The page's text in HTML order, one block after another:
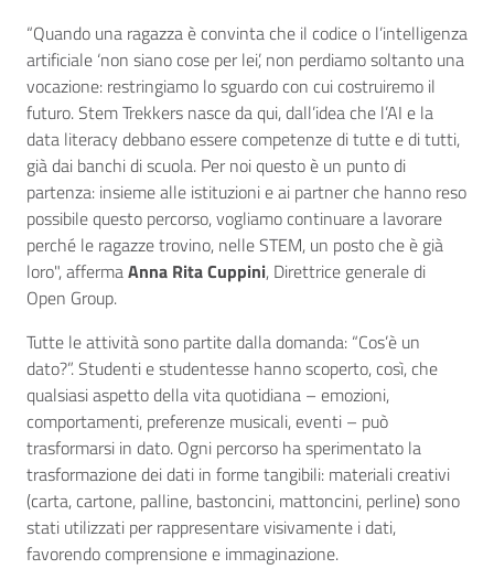
“Quando una ragazza è convinta che il codice o l’intelligenza
artificiale ‘non siano cose per lei’, non perdiamo soltanto una
vocazione: restringiamo lo sguardo con cui costruiremo il
futuro. Stem Trekkers nasce da qui, dall’idea che l’AI e la
data literacy debbano essere competenze di tutte e di tutti,
già dai banchi di scuola. Per noi questo è un punto di
partenza: insieme alle istituzioni e ai partner che hanno reso
possibile questo percorso, vogliamo continuare a lavorare
perché le ragazze trovino, nelle STEM, un posto che è già
loro", affermaAnna Rita Cuppini, Direttrice generale di
Open Group.
Tutte le attività sono partite dalla domanda: “Cos’è un
dato?”. Studenti e studentesse hanno scoperto, così, che
qualsiasi aspetto della vita quotidiana – emozioni,
comportamenti, preferenze musicali, eventi – può
trasformarsi in dato. Ogni percorso ha sperimentato la
trasformazione dei dati in forme tangibili: materiali creativi
(carta, cartone, palline, bastoncini, mattoncini, perline) sono
stati utilizzati per rappresentare visivamente i dati,
favorendo comprensione e immaginazione.